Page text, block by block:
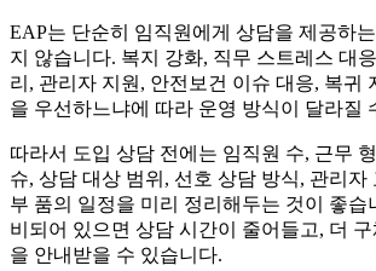
EAP는 단순히 임직원에게 상담을 제공하
지 않습니다. 복지 강화, 직무 스트레스 대
리, 관리자 지원, 안전보건 이슈 대응, 복귀
을 우선하느냐에 따라 운영 방식이 달라질
따라서 도입 상담 전에는 임직원 수, 근무
슈, 상담 대상 범위, 선호 상담 방식, 관리자
부 품의 일정을 미리 정리해두는 것이 좋습
비되어 있으면 상담 시간이 줄어들고, 더
을 안내받을 수 있습니다.